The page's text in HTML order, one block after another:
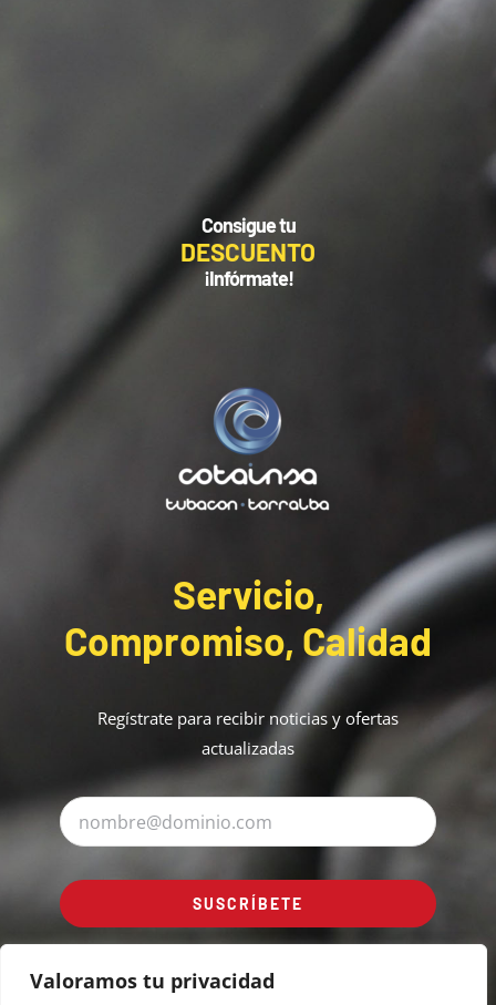
Valoramos tu privacidad
Consigue tu
DESCUENTO
¡Infórmate!
Servicio,
Compromiso, Calidad
Regístrate para recibir noticias y ofertas
actualizadas
SUSCRÍBETE